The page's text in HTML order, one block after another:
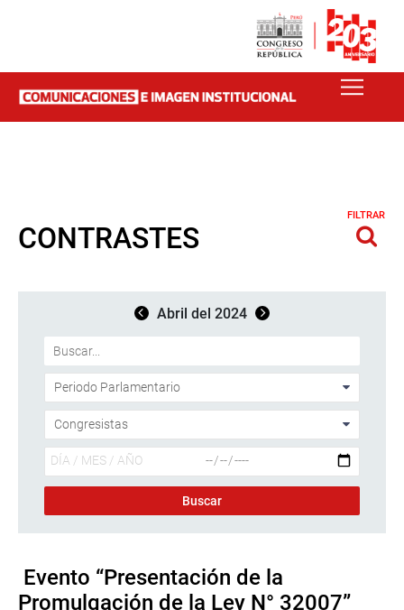
CONTRASTES
FILTRAR
Abril del 2024
Evento “Presentación de la
Promulgación de la Ley N° 32007”